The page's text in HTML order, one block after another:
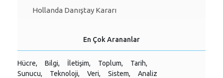
Hollanda Danıştay Kararı
En Çok Arananlar
Hücre, Bilgi, İletişim, Toplum,
Tarih,
Sunucu,
Teknoloji, Veri, Sistem, Analiz